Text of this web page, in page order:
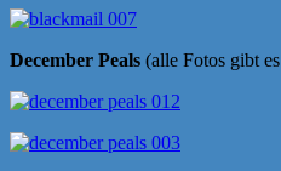
December Peals (alle Fotos gibt es